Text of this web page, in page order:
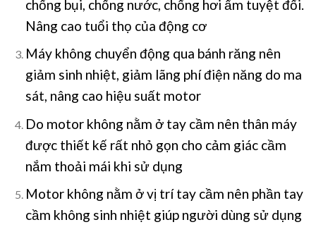
chống bụi, chống nước, chống hơi ẩm tuyệt đối.
Nâng cao tuổi thọ của động cơ
Máy không chuyển động qua bánh răng nên
giảm sinh nhiệt, giảm lãng phí điện năng do ma
sát, nâng cao hiệu suất motor
Do motor không nằm ở tay cầm nên thân máy
được thiết kế rất nhỏ gọn cho cảm giác cầm
nắm thoải mái khi sử dụng
Motor không nằm ở vị trí tay cầm nên phần tay
cầm không sinh nhiệt giúp người dùng sử dụng